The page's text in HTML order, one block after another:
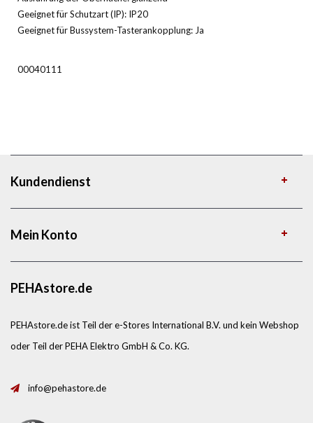
Geeignet für Schutzart (IP): IP20
Geeignet für Bussystem-Tasterankopplung: Ja
00040111
Kundendienst
Mein Konto
PEHAstore.de
PEHAstore.de ist Teil der e-Stores International B.V. und kein Webshop
oder Teil der PEHA Elektro GmbH & Co. KG.
info@pehastore.de